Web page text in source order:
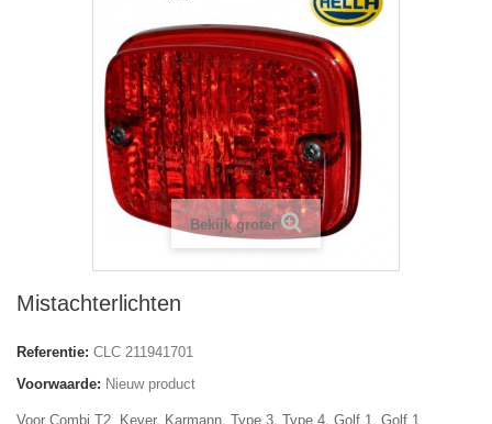
Bekijk groter
Mistachterlichten
Referentie: CLC 211941701
Voorwaarde: Nieuw product
Voor Combi T2, Kever, Karmann, Type 3, Type 4, Golf 1, Golf 1